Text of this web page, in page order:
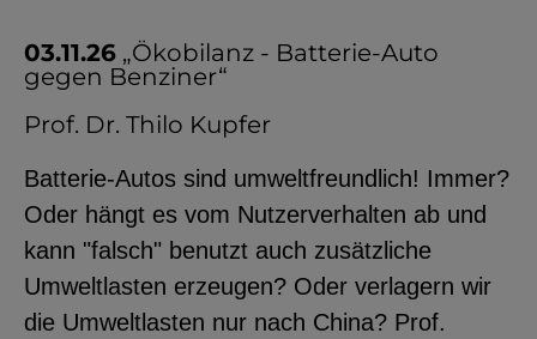
03.11.26 „Ökobilanz - Batterie-Auto
gegen Benziner“
Prof. Dr. Thilo Kupfer
Batterie-Autos sind umweltfreundlich! Immer?
Oder hängt es vom Nutzerverhalten ab und
kann "falsch" benutzt auch zusätzliche
Umweltlasten erzeugen? Oder verlagern wir
die Umweltlasten nur nach China? Prof.